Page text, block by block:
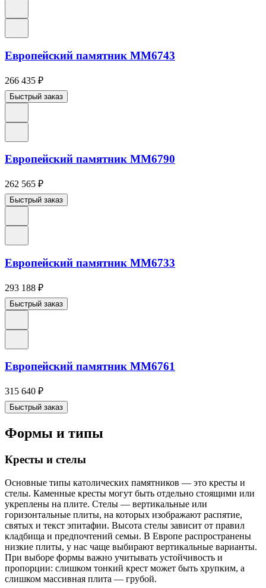
Европейский памятник ММ6743
266 435 ₽
Быстрый заказ
Европейский памятник ММ6790
262 565 ₽
Быстрый заказ
Европейский памятник ММ6733
293 188 ₽
Быстрый заказ
Европейский памятник ММ6761
315 640 ₽
Быстрый заказ
Формы и типы
Кресты и стелы
Основные типы католических памятников — это кресты и
стелы. Каменные кресты могут быть отдельно стоящими или
укреплены на плите. Стелы — вертикальные или
горизонтальные плиты, на которых изображают распятие,
святых и текст эпитафии. Высота стелы зависит от правил
кладбища и предпочтений семьи. В Европе распространены
низкие плиты, у нас чаще выбирают вертикальные варианты.
При выборе формы важно учитывать устойчивость и
пропорции: слишком тонкий крест может быть хрупким, а
слишком массивная плита — грубой.